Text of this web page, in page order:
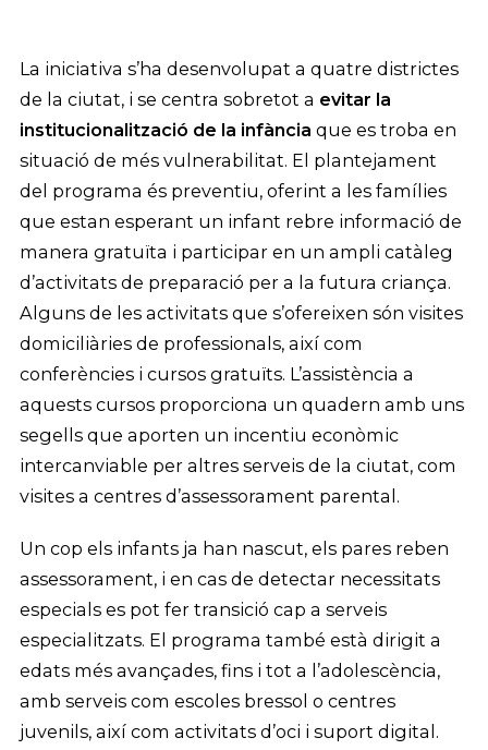
La iniciativa s’ha desenvolupat a quatre districtes
de la ciutat, i se centra sobretot a evitar la
institucionalització de la infància que es troba en
situació de més vulnerabilitat. El plantejament
del programa és preventiu, oferint a les famílies
que estan esperant un infant rebre informació de
manera gratuïta i participar en un ampli catàleg
d’activitats de preparació per a la futura criança.
Alguns de les activitats que s’ofereixen són visites
domiciliàries de professionals, així com
conferències i cursos gratuïts. L’assistència a
aquests cursos proporciona un quadern amb uns
segells que aporten un incentiu econòmic
intercanviable per altres serveis de la ciutat, com
visites a centres d’assessorament parental.
Un cop els infants ja han nascut, els pares reben
assessorament, i en cas de detectar necessitats
especials es pot fer transició cap a serveis
especialitzats. El programa també està dirigit a
edats més avançades, fins i tot a l’adolescència,
amb serveis com escoles bressol o centres
juvenils, així com activitats d’oci i suport digital.